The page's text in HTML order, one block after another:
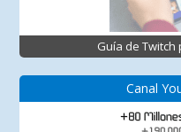
Guía de
Canal